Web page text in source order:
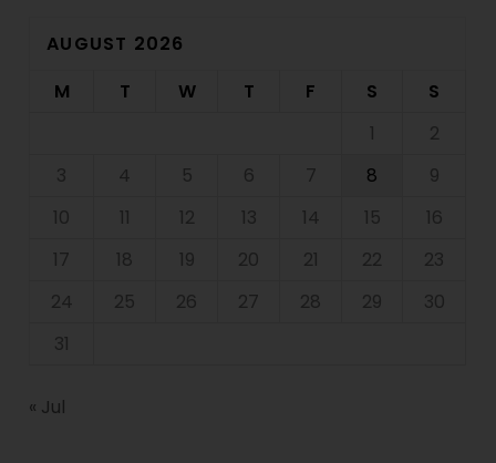
AUGUST 2026
M
T W T F S
S
1
2
3
4 5 6 7 8
9
10
11 12 13 14 15
16
17
18 19 20 21 22
23
24
25 26 27 28 29
30
31
« Jul